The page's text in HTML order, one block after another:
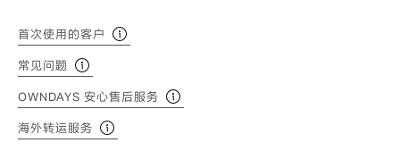
首次使用的客户
常见问题
OWNDAYS 安心售后服务
海外转运服务